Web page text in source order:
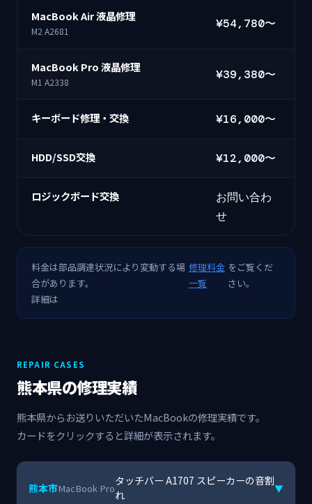
MacBook Air 液晶修理
M2 A2681
¥54,780〜
MacBook Pro 液晶修理
M1 A2338
¥39,380〜
キーボード修理・交換 ¥16,000〜
HDD/SSD交換 ¥12,000〜
ロジックボード交換
お問い合わ
せ
料金は部品調達状況により変動する場
合があります。
詳細は
修理料金
一覧
をご覧くだ
さい。
REPAIR CASES
熊本県の修理実績
熊本県からお送りいただいたMacBookの修理実績です。
カードをクリックすると詳細が表示されます。
熊本市MacBook Pro
タッチバー A1707 スピーカーの音割
れ
▼